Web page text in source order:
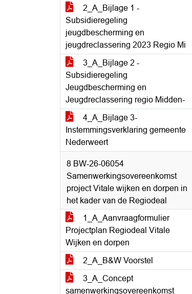
2_A_Bijlage 1 -
Subsidieregeling
jeugdbescherming en
jeugdreclassering 2023 Regio Mi
3_A_Bijlage 2 -
Subsidieregeling
Jeugdbescherming en
Jeugdreclassering regio Midden-
4_A_Bijlage 3-
Instemmingsverklaring gemeente
Nederweert
8 BW-26-06054
Samenwerkingsovereenkomst
project Vitale wijken en dorpen in
het kader van de Regiodeal
1_A_Aanvraagformulier
Projectplan Regiodeal Vitale
Wijken en dorpen
2_A_B&W Voorstel
3_A_Concept
samenwerkingsovereenkomst